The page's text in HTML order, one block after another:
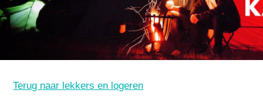
Terug naar lekkers en logeren